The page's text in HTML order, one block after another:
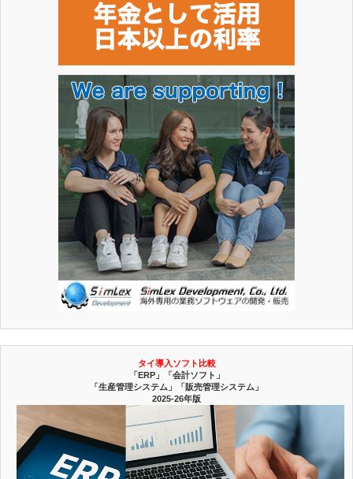
タイ導入ソフト比較
「ERP」「会計ソフト」
「生産管理システム」「販売管理システム」
2025-26年版